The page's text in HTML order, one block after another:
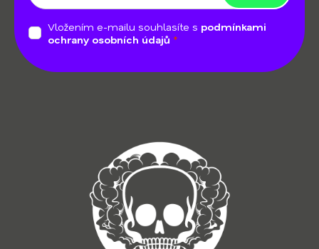
Vložením e-mailu souhlasíte s podmínkami
ochrany osobních údajů